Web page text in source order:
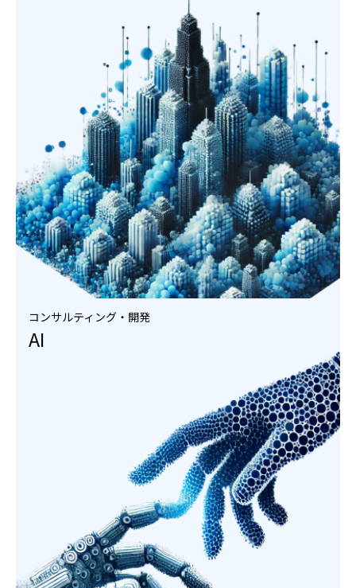
コンサルティング・開発
AI